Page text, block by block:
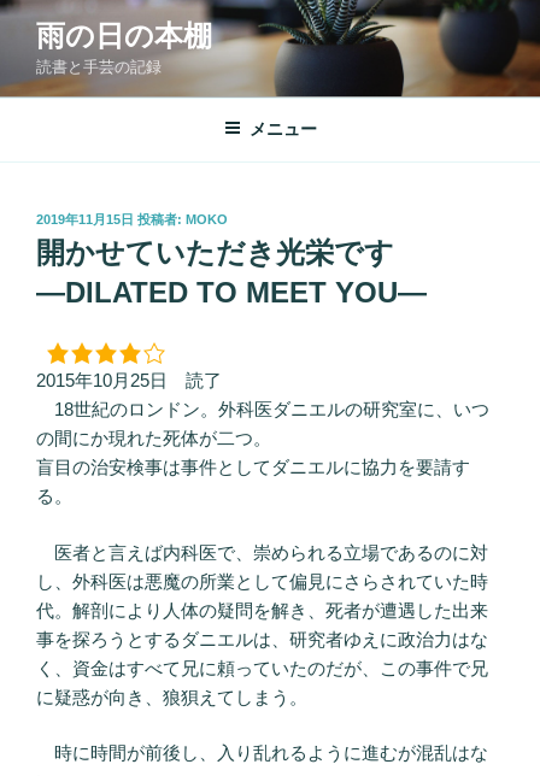
コ
ン
へ
雨の日の本棚
読書と手芸の記録
メニュー
投
稿
日:
2019年11月15日 投稿者: MOKO
開かせていただき光栄です
―DILATED TO MEET YOU―
2015年10月25日 読了
18世紀のロンドン。外科医ダニエルの研究室に、いつ
の間にか現れた死体が二つ。
盲目の治安検事は事件としてダニエルに協力を要請す
る。
医者と言えば内科医で、崇められる立場であるのに対
し、外科医は悪魔の所業として偏見にさらされていた時
代。解剖により人体の疑問を解き、死者が遭遇した出来
事を探ろうとするダニエルは、研究者ゆえに政治力はな
く、資金はすべて兄に頼っていたのだが、この事件で兄
に疑惑が向き、狼狽えてしまう。
時に時間が前後し、入り乱れるように進むが混乱はな